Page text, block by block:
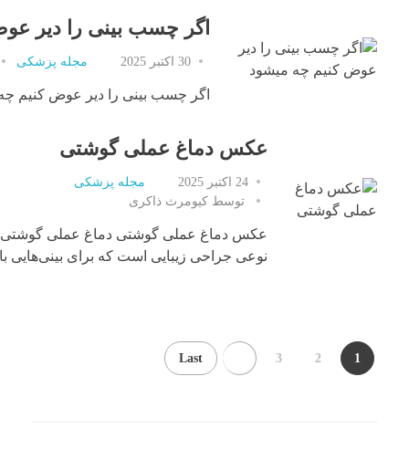
اگر چسب بینی را دیر
30 اکتبر 2025 مجله پزشکی
اگر چسب بینی را دیر عوض کنیم
عکس دماغ عملی گوشتی
24 اکتبر 2025
مجله پزشکی
توسط کیومرث ذاکری
عکس دماغ عملی گوشتی دماغ عملی گوشتی
نوعی جراحی زیبایی است که برای بینی‌هایی
1
2
3
Last